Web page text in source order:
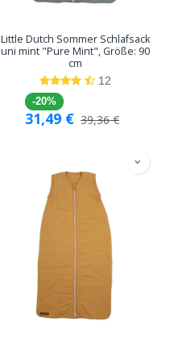
Little Dutch Sommer Schlafsack
uni mint "Pure Mint", Größe: 90
cm
12
-20%
31,49 € 39,36€